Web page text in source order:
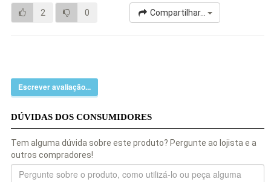
2 0 Compartilhar...
Escrever avaliação...
DÚVIDAS DOS CONSUMIDORES
Tem alguma dúvida sobre este produto? Pergunte ao lojista e a
outros compradores!